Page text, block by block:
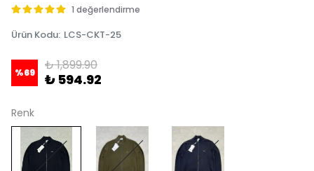
1 değerlendirme
Ürün Kodu: LCS-CKT-25
%69 ₺ 1,899.90
₺ 594.92
Renk